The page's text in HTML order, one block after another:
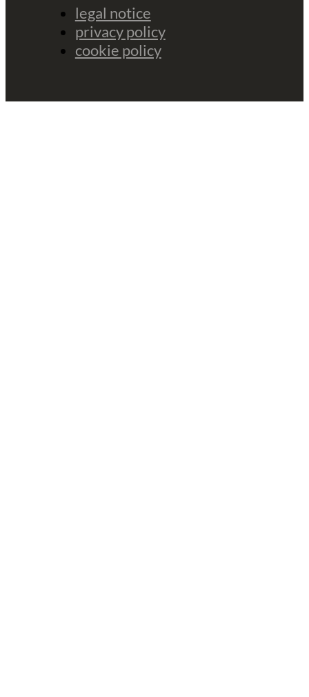
legal notice
privacy policy
cookie policy